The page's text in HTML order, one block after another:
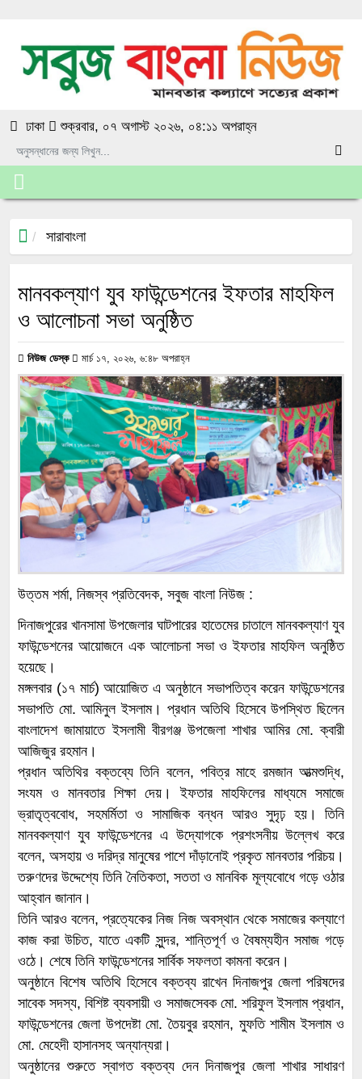
ঢাকা শুক্রবার, ০৭ অগাস্ট ২০২৬, ০৪:১১ অপরাহ্ন
সারাবাংলা
মানবকল্যাণ যুব ফাউন্ডেশনের ইফতার মাহফিল
ও আলোচনা সভা অনুষ্ঠিত
নিউজ ডেস্ক মার্চ ১৭, ২০২৬, ৬:৪৮ অপরাহ্ন
উত্তম শর্মা, নিজস্ব প্রতিবেদক, সবুজ বাংলা নিউজ :
দিনাজপুরের খানসামা উপজেলার ঘাটপারের হাতেমের চাতালে মানবকল্যাণ যুব
ফাউন্ডেশনের আয়োজনে এক আলোচনা সভা ও ইফতার মাহফিল অনুষ্ঠিত
হয়েছে।
মঙ্গলবার (১৭ মার্চ) আয়োজিত এ অনুষ্ঠানে সভাপতিত্ব করেন ফাউন্ডেশনের
সভাপতি মো. আমিনুল ইসলাম। প্রধান অতিথি হিসেবে উপস্থিত ছিলেন
বাংলাদেশ জামায়াতে ইসলামী বীরগঞ্জ উপজেলা শাখার আমির মো. ক্বারী
আজিজুর রহমান।
প্রধান অতিথির বক্তব্যে তিনি বলেন, পবিত্র মাহে রমজান আত্মশুদ্ধি,
সংযম ও মানবতার শিক্ষা দেয়। ইফতার মাহফিলের মাধ্যমে সমাজে
ভ্রাতৃত্ববোধ, সহমর্মিতা ও সামাজিক বন্ধন আরও সুদৃঢ় হয়। তিনি
মানবকল্যাণ যুব ফাউন্ডেশনের এ উদ্যোগকে প্রশংসনীয় উল্লেখ করে
বলেন, অসহায় ও দরিদ্র মানুষের পাশে দাঁড়ানোই প্রকৃত মানবতার পরিচয়।
তরুণদের উদ্দেশ্যে তিনি নৈতিকতা, সততা ও মানবিক মূল্যবোধে গড়ে ওঠার
আহ্বান জানান।
তিনি আরও বলেন, প্রত্যেকের নিজ নিজ অবস্থান থেকে সমাজের কল্যাণে
কাজ করা উচিত, যাতে একটি সুন্দর, শান্তিপূর্ণ ও বৈষম্যহীন সমাজ গড়ে
ওঠে। শেষে তিনি ফাউন্ডেশনের সার্বিক সফলতা কামনা করেন।
অনুষ্ঠানে বিশেষ অতিথি হিসেবে বক্তব্য রাখেন দিনাজপুর জেলা পরিষদের
সাবেক সদস্য, বিশিষ্ট ব্যবসায়ী ও সমাজসেবক মো. শরিফুল ইসলাম প্রধান,
ফাউন্ডেশনের জেলা উপদেষ্টা মো. তৈয়বুর রহমান, মুফতি শামীম ইসলাম ও
মো. মেহেদী হাসানসহ অন্যান্যরা।
অনুষ্ঠানের শুরুতে স্বাগত বক্তব্য দেন দিনাজপুর জেলা শাখার সাধারণ